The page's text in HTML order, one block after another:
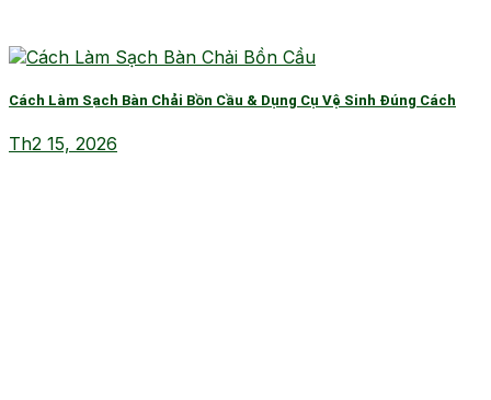
Cách Làm Sạch Bàn Chải Bồn Cầu & Dụng Cụ Vệ Sinh Đúng Cách
Th2 15, 2026